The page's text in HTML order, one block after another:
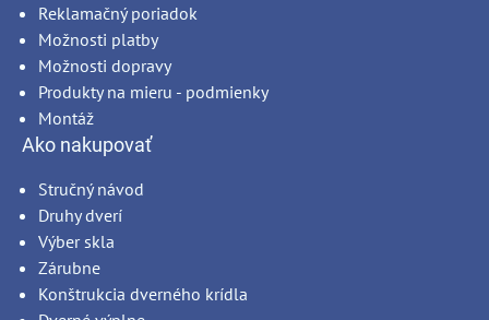
Reklamačný poriadok
Možnosti platby
Možnosti dopravy
Produkty na mieru - podmienky
Montáž
Ako nakupovať
Stručný návod
Druhy dverí
Výber skla
Zárubne
Konštrukcia dverného krídla